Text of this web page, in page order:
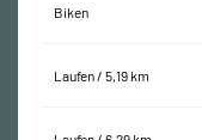
Biken
Laufen / 5,19 km